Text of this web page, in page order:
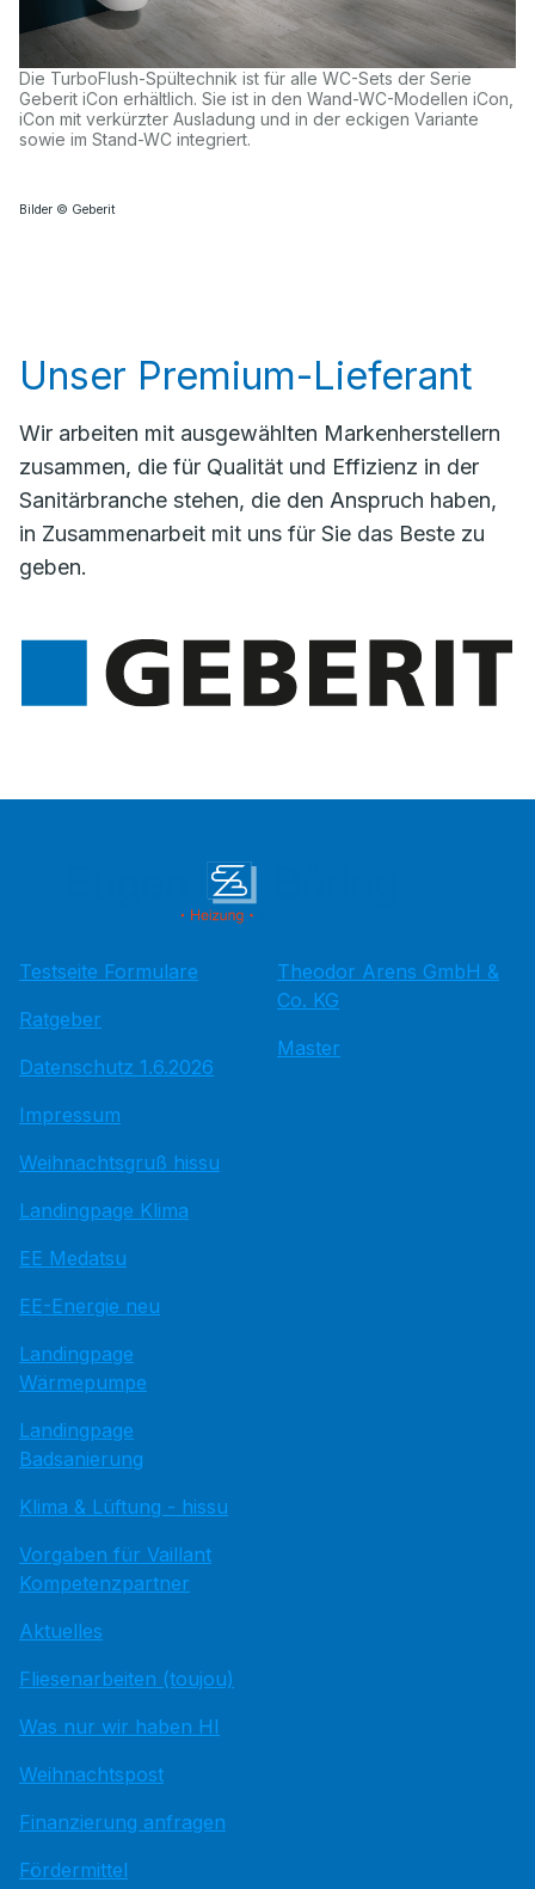
Die TurboFlush-Spültechnik ist für alle WC-Sets der Serie
Geberit iCon erhältlich. Sie ist in den Wand-WC-Modellen iCon,
iCon mit verkürzter Ausladung und in der eckigen Variante
sowie im Stand-WC integriert.
Bilder © Geberit
Unser Premium-Lieferant
Wir arbeiten mit ausgewählten Markenherstellern
zusammen, die für Qualität und Effizienz in der
Sanitärbranche stehen, die den Anspruch haben,
in Zusammenarbeit mit uns für Sie das Beste zu
geben.
Testseite Formulare
Ratgeber
Datenschutz 1.6.2026
Impressum
Weihnachtsgruß hissu
Landingpage Klima
EE Medatsu
EE-Energie neu
Landingpage
Wärmepumpe
Landingpage
Badsanierung
Klima & Lüftung - hissu
Vorgaben für Vaillant
Kompetenzpartner
Aktuelles
Fliesenarbeiten (toujou)
Was nur wir haben HI
Weihnachtspost
Finanzierung anfragen
Fördermittel
Theodor Arens GmbH &
Co. KG
Master